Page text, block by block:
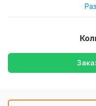
Привет! помогу
переведу ваш текст с
текс)
Тематика: Культура и